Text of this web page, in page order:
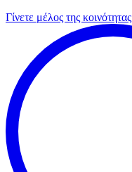
Γίνετε μέλος της κοινότητας